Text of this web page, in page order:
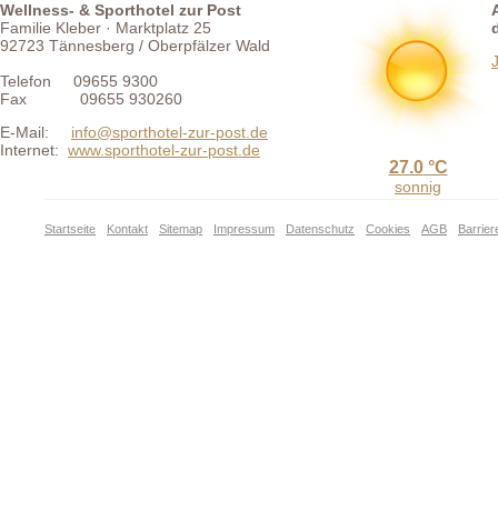
Wellness- & Sporthotel zur Post
Familie Kleber · Marktplatz 25
92723 Tännesberg / Oberpfälzer Wald
Telefon 09655 9300
Fax 09655 930260
E-Mail: info@sporthotel-zur-post.de
Internet: www.sporthotel-zur-post.de
27.0
sonnig
Startseite Kontakt Sitemap Impressum Datenschutz Cookies AGB